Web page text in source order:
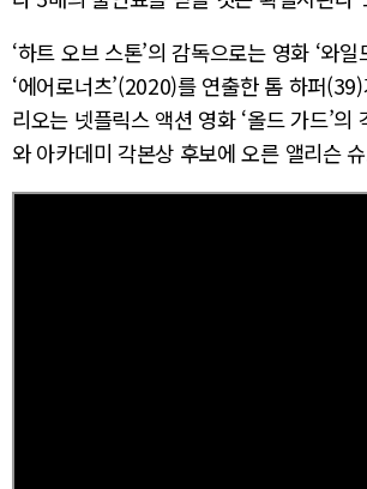
‘하트 오브 스톤’의 감독으로는 영화 ‘와
‘에어로너츠’(2020)를 연출한 톰 하퍼
리오는 넷플릭스 액션 영화 ‘올드 가드’의
와 아카데미 각본상 후보에 오른 앨리슨